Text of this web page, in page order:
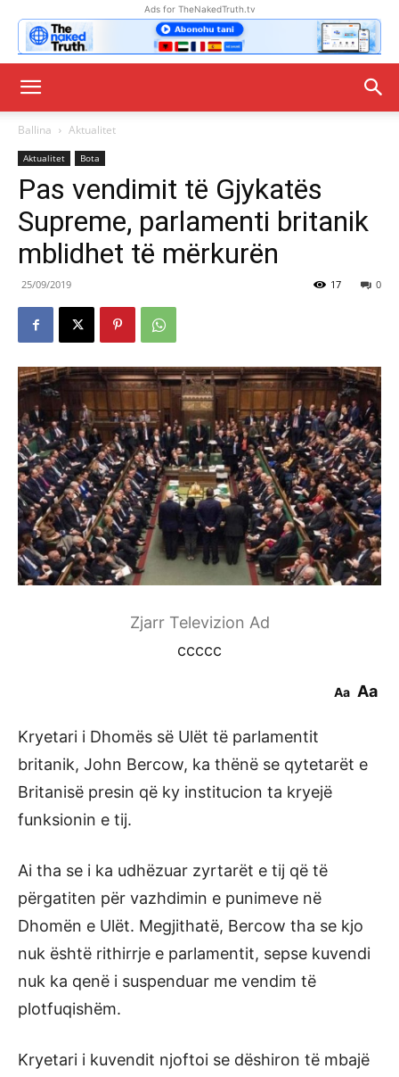
Ads for TheNakedTruth.tv
Ballina Aktualitet
Aktualitet Bota
Pas vendimit të Gjykatës
Supreme, parlamenti britanik
mblidhet të mërkurën
25/09/2019 0
17
Zjarr Televizion Ad
ccccc
Aa Aa
Kryetari i Dhomës së Ulët të parlamentit
britanik, John Bercow, ka thënë se qytetarët e
Britanisë presin që ky institucion ta kryejë
funksionin e tij.
Ai tha se i ka udhëzuar zyrtarët e tij që të
përgatiten për vazhdimin e punimeve në
Dhomën e Ulët. Megjithatë, Bercow tha se kjo
nuk është rithirrje e parlamentit, sepse kuvendi
nuk ka qenë i suspenduar me vendim të
plotfuqishëm.
Kryetari i kuvendit njoftoi se dëshiron të mbajë